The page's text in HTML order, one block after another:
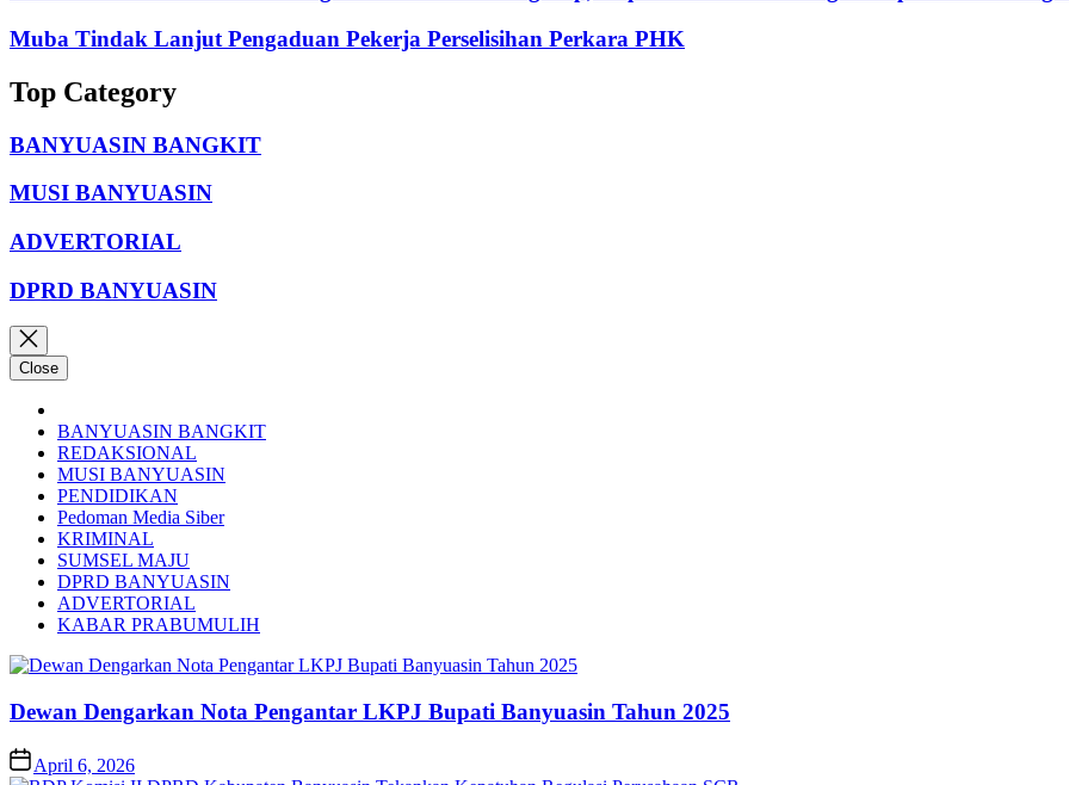
Muba Tindak Lanjut Pengaduan Pekerja Perselisihan Perkara PHK
Top Category
BANYUASIN BANGKIT
MUSI BANYUASIN
ADVERTORIAL
DPRD BANYUASIN
Close
BANYUASIN BANGKIT
REDAKSIONAL
MUSI BANYUASIN
PENDIDIKAN
Pedoman Media Siber
KRIMINAL
SUMSEL MAJU
DPRD BANYUASIN
ADVERTORIAL
KABAR PRABUMULIH
Dewan Dengarkan Nota Pengantar LKPJ Bupati Banyuasin Tahun 2025
April 6, 2026